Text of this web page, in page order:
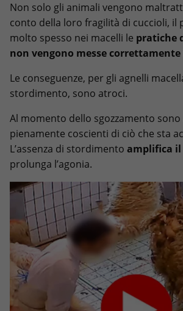
Non solo gli animali vengono
conto della loro fragilità di cuccioli, il
molto spesso nei macelli le pratiche
non vengono messe
Le conseguenze, per gli agnelli
stordimento, sono atroci.
Al momento dello sgozzamento sono
pienamente coscienti di ciò che sta
L’assenza di stordimento amplifica
prolunga l’agonia.